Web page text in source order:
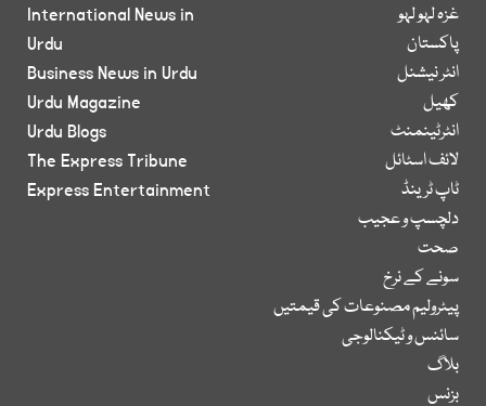
غزہ لہو لہو
پاکستان
انٹر نیشنل
کھیل
انٹرٹینمنٹ
لائف اسٹائل
ٹاپ ٹرینڈ
دلچسپ و عجیب
صحت
سونے کے نرخ
پیٹرولیم مصنوعات کی قیمتیں
سائنس و ٹیکنالوجی
بلاگ
بزنس
International News in
Urdu
Business News in Urdu
Urdu Magazine
Urdu Blogs
The Express Tribune
Express Entertainment